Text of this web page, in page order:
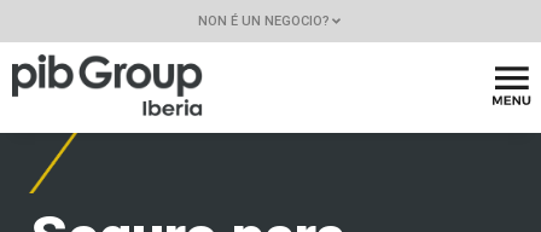
NON É UN NEGOCIO?